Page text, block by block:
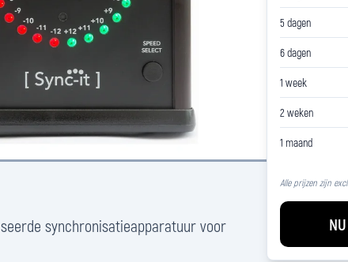
synchronisatieapparatuur voor
5 dagen
6 dagen
1 week
2 weken
1 maand
Alle prijzen zijn